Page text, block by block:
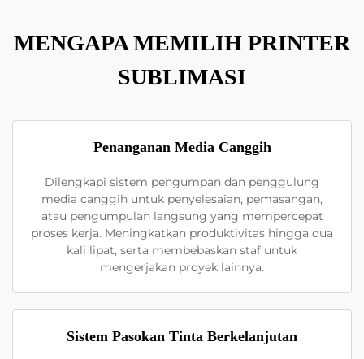
MENGAPA MEMILIH PRINTER
SUBLIMASI
Penanganan Media Canggih
Dilengkapi sistem pengumpan dan penggulung
media canggih untuk penyelesaian, pemasangan,
atau pengumpulan langsung yang mempercepat
proses kerja. Meningkatkan produktivitas hingga dua
kali lipat, serta membebaskan staf untuk
mengerjakan proyek lainnya.
Sistem Pasokan Tinta Berkelanjutan